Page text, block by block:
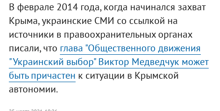
В феврале 2014 года, когда начинался захват
Крыма, украинские СМИ со ссылкой на
источники в правоохранительных органах
писали, что глава "Общественного движения
"Украинский выбор" Виктор Медведчук может
быть причастен к ситуации в Крымской
автономии.